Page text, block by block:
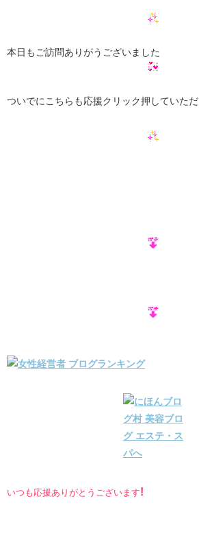
本日もご訪問ありがうございました
ついでにこちらも応援クリック押していた
いつも応援ありがとうございます!